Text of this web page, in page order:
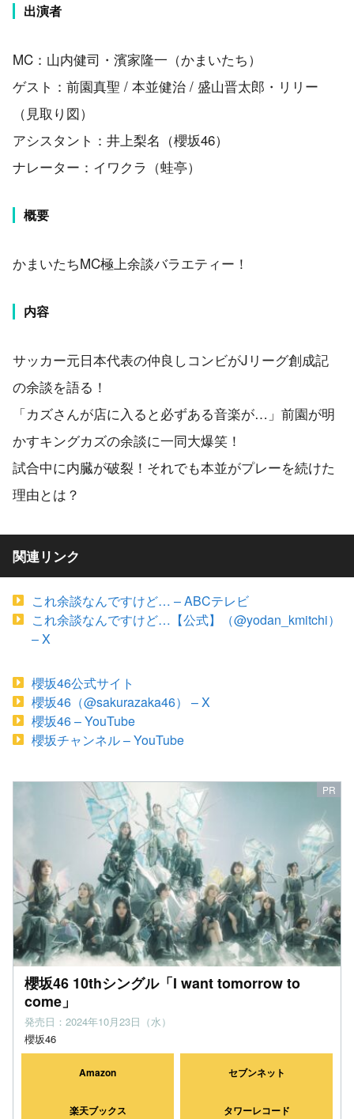
出演者
MC：山内健司・濱家隆一（かまいたち）
ゲスト：前園真聖 / 本並健治 / 盛山晋太郎・リリー
（見取り図）
アシスタント：井上梨名（櫻坂46）
ナレーター：イワクラ（蛙亭）
概要
かまいたちMC極上余談バラエティー！
内容
サッカー元日本代表の仲良しコンビがJリーグ創成記
の余談を語る！
「カズさんが店に入ると必ずある音楽が…」前園が明
かすキングカズの余談に一同大爆笑！
試合中に内臓が破裂！それでも本並がプレーを続けた
理由とは？
関連リンク
これ余談なんですけど… – ABCテレビ
これ余談なんですけど…【公式】（@yodan_kmitchi）
– X
櫻坂46公式サイト
櫻坂46（@sakurazaka46） – X
櫻坂46 – YouTube
櫻坂チャンネル – YouTube
櫻坂46 10thシングル「I want tomorrow to
come」
発売日：2024年10月23日（水）
櫻坂46
Amazon セブンネット
楽天ブックス タワーレコード